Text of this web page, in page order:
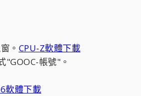
。 CPU-Z軟體下載
"GOOC-帳號"。
軟體下載